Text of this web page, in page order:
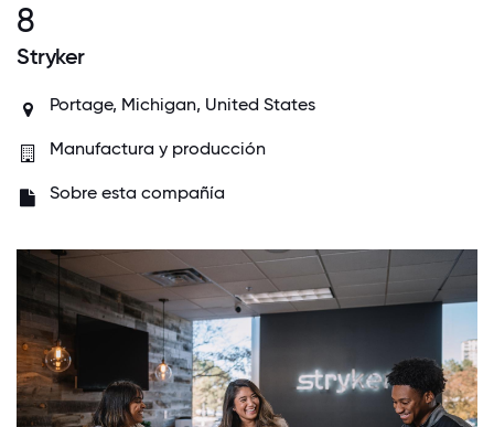
8
Stryker
Portage, Michigan, United States
Manufactura y producción
Sobre esta compañía